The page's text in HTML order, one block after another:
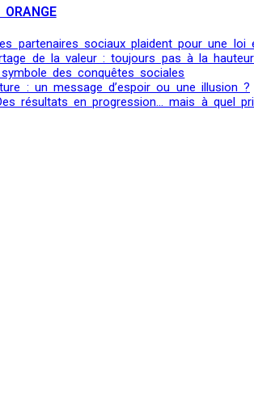
partenaires sociaux plaident pour une loi
de la valeur : toujours pas à la hauteur
des conquêtes sociales
: un message d’espoir ou une illusion ?
résultats en progression… mais à quel